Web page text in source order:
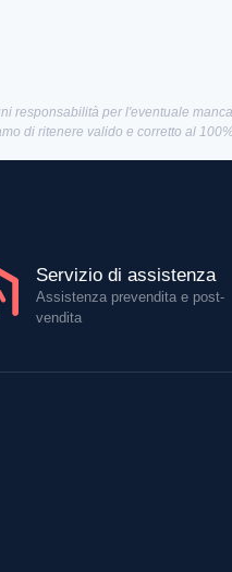
responsabilità per l'eventuale
di ritenere valido e corretto al
Servizio di assistenza
Assistenza prevendita e post-
vendita